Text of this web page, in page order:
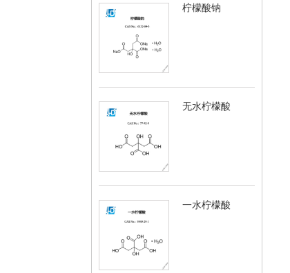
柠檬酸钠
无水柠檬酸
一水柠檬酸